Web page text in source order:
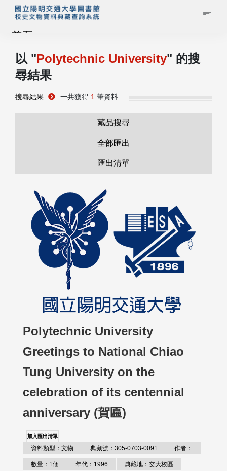
首頁
藏品查詢
校史館簡介
管理者登入
以 "Polytechnic University" 的搜
尋結果
搜尋結果 一共獲得 1 筆資料
藏品搜尋
全部匯出
匯出清單
Polytechnic University
Greetings to National Chiao
Tung University on the
celebration of its centennial
anniversary (賀匾)
加入匯出清單
資料類型：文物 典藏號：305-0703-0091 作者：
數量：1個 年代：1996 典藏地：交大校區